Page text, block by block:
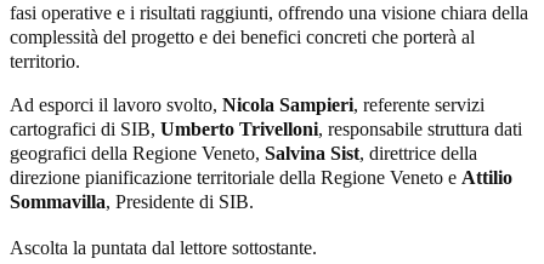
fasi operative e i risultati raggiunti, offrendo una visione chiara della
complessità del progetto e dei benefici concreti che porterà al
territorio.
Ad esporci il lavoro svolto, Nicola Sampieri, referente servizi
cartografici di SIB, Umberto Trivelloni, responsabile struttura dati
geografici della Regione Veneto, Salvina Sist, direttrice della
direzione pianificazione territoriale della Regione Veneto e Attilio
Sommavilla, Presidente di SIB.
Ascolta la puntata dal lettore sottostante.